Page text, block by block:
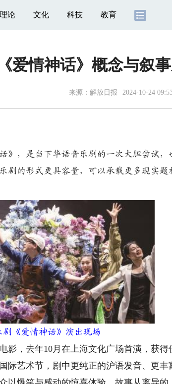
理论 文化 科技 教育
爱情神话》概念与叙
来源： 解放日报 2024-10-24
》，是当下华语音乐剧的一次大胆尝试，
剧的形式更具容量，可以承载更多现实题
爱情神话》演出现场
，去年10月在上海文化广场首演，获得
际艺术节，剧中更纯正的沪语发音、更丰